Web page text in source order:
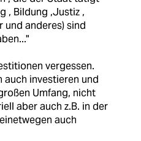
, Bildung ,Justiz ,
und anderes) sind
vergessen.
auch investieren und
Umfang, nicht
aber auch z.B. in der
auch